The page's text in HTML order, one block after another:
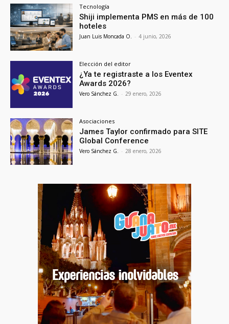
Tecnología
Shiji implementa PMS en más de 100
hoteles
Juan Luis Moncada O. - 4 junio, 2026
Elección del editor
¿Ya te registraste a los Eventex
Awards 2026?
Vero Sánchez G. - 29 enero, 2026
Asociaciones
James Taylor confirmado para SITE
Global Conference
Vero Sánchez G. - 28 enero, 2026